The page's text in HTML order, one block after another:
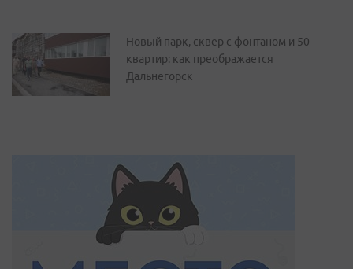
Новый парк, сквер с фонтаном и 50
квартир: как преображается
Дальнегорск